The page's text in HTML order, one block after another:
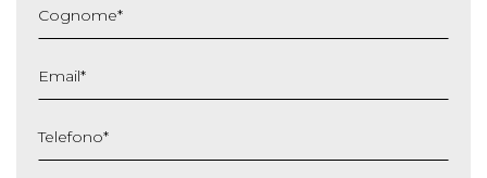
Cognome*
Email*
Telefono*